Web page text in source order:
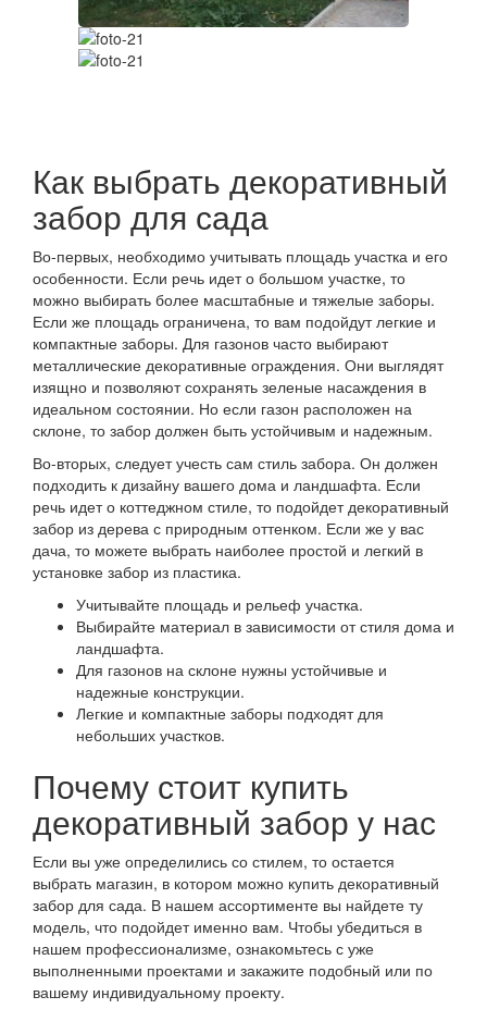
Как выбрать декоративный
забор для сада
Во-первых, необходимо учитывать площадь участка и его
особенности. Если речь идет о большом участке, то
можно выбирать более масштабные и тяжелые заборы.
Если же площадь ограничена, то вам подойдут легкие и
компактные заборы. Для газонов часто выбирают
металлические декоративные ограждения. Они выглядят
изящно и позволяют сохранять зеленые насаждения в
идеальном состоянии. Но если газон расположен на
склоне, то забор должен быть устойчивым и надежным.
Во-вторых, следует учесть сам стиль забора. Он должен
подходить к дизайну вашего дома и ландшафта. Если
речь идет о коттеджном стиле, то подойдет декоративный
забор из дерева с природным оттенком. Если же у вас
дача, то можете выбрать наиболее простой и легкий в
установке забор из пластика.
Учитывайте площадь и рельеф участка.
Выбирайте материал в зависимости от стиля дома и
ландшафта.
Для газонов на склоне нужны устойчивые и
надежные конструкции.
Легкие и компактные заборы подходят для
небольших участков.
Почему стоит купить
декоративный забор у нас
Если вы уже определились со стилем, то остается
выбрать магазин, в котором можно купить декоративный
забор для сада. В нашем ассортименте вы найдете ту
модель, что подойдет именно вам. Чтобы убедиться в
нашем профессионализме, ознакомьтесь с уже
выполненными проектами и закажите подобный или по
вашему индивидуальному проекту.